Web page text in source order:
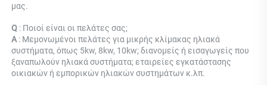
μας.
Q : Ποιοί είναι οι πελάτες σας;
Α : Μεμονωμένοι πελάτες για μικρής κλίμακας ηλιακά
συστήματα, όπως 5kw, 8kw, 10kw; διανομείς ή εισαγωγείς που
ξαναπωλούν ηλιακά συστήματα; εταιρείες εγκατάστασης
οικιακών ή εμπορικών ηλιακών συστημάτων κ.λπ.